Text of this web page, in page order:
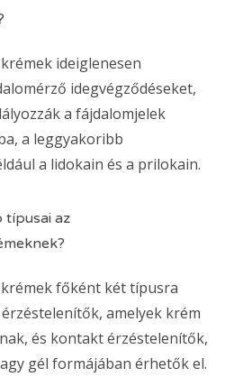
ideiglenesen
idegvégződéseket,
a fájdalomjelek
a leggyakoribb
a lidokain és a prilokain.
típusai az
főként két típusra
amelyek krém
és kontakt érzéstelenítők,
gél formájában érhetők el.